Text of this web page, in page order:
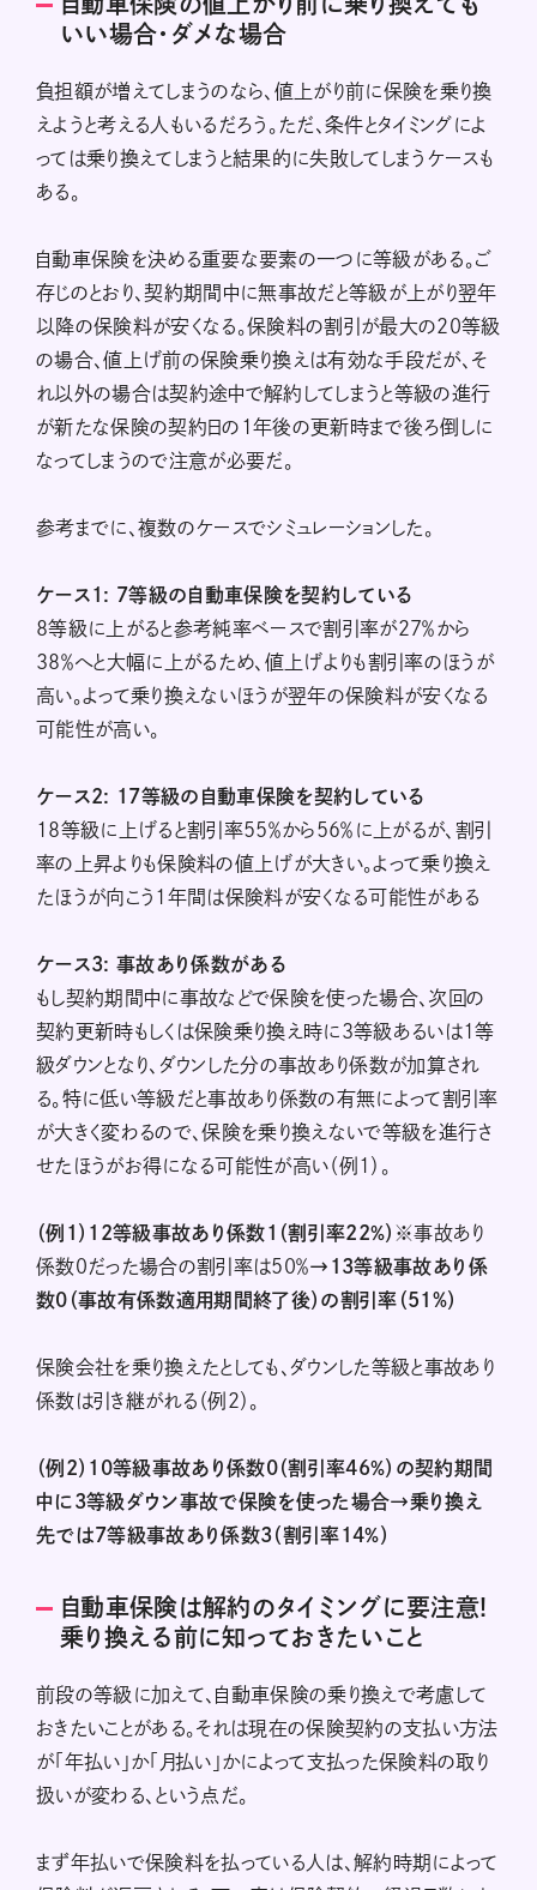
いい場合・ダメな場合
負担額が増えてしまうのなら、値上がり前に保険を乗り換
えようと考える人もいるだろう。ただ、条件とタイミングによ
っては乗り換えてしまうと結果的に失敗してしまうケースも
ある。
自動車保険を決める重要な要素の一つに等級がある。ご
存じのとおり、契約期間中に無事故だと等級が上がり翌年
以降の保険料が安くなる。保険料の割引が最大の20等級
の場合、値上げ前の保険乗り換えは有効な手段だが、そ
れ以外の場合は契約途中で解約してしまうと等級の進行
が新たな保険の契約日の1年後の更新時まで後ろ倒しに
なってしまうので注意が必要だ。
参考までに、複数のケースでシミュレーションした。
ケース1: 7等級の自動車保険を契約している
8等級に上がると参考純率ベースで割引率が27％から
38％へと大幅に上がるため、値上げよりも割引率のほうが
高い。よって乗り換えないほうが翌年の保険料が安くなる
可能性が高い。
ケース2: 17等級の自動車保険を契約している
18等級に上げると割引率55％から56％に上がるが、割引
率の上昇よりも保険料の値上げが大きい。よって乗り換え
たほうが向こう1年間は保険料が安くなる可能性がある
ケース3: 事故あり係数がある
もし契約期間中に事故などで保険を使った場合、次回の
契約更新時もしくは保険乗り換え時に3等級あるいは1等
級ダウンとなり、ダウンした分の事故あり係数が加算され
る。特に低い等級だと事故あり係数の有無によって割引率
が大きく変わるので、保険を乗り換えないで等級を進行さ
せたほうがお得になる可能性が高い（例1）。
（例1）12等級事故あり係数1（割引率22％）※事故あり
係数０だった場合の割引率は50％→13等級事故あり係
数0（事故有係数適用期間終了後）の割引率（51%）
保険会社を乗り換えたとしても、ダウンした等級と事故あり
係数は引き継がれる（例2）。
（例2）10等級事故あり係数0（割引率46％）の契約期間
中に3等級ダウン事故で保険を使った場合→乗り換え
先では7等級事故あり係数3（割引率14％）
自動車保険は解約のタイミングに要注意!
乗り換える前に知っておきたいこと
前段の等級に加えて、自動車保険の乗り換えで考慮して
おきたいことがある。それは現在の保険契約の支払い方法
が「年払い」か「月払い」かによって支払った保険料の取り
扱いが変わる、という点だ。
まず年払いで保険料を払っている人は、解約時期によって